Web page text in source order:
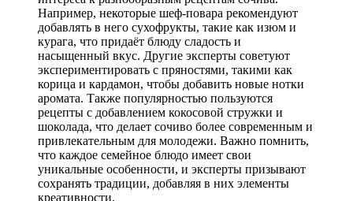
Например, некоторые шеф-повара рекомендуют
добавлять в него сухофрукты, такие как изюм и
курага, что придаёт блюду сладость и
насыщенный вкус. Другие эксперты советуют
экспериментировать с пряностями, такими как
корица и кардамон, чтобы добавить новые нотки
аромата. Также популярностью пользуются
рецепты с добавлением кокосовой стружки и
шоколада, что делает сочиво более современным и
привлекательным для молодежи. Важно помнить,
что каждое семейное блюдо имеет свои
уникальные особенности, и эксперты призывают
сохранять традиции, добавляя в них элементы
креативности.